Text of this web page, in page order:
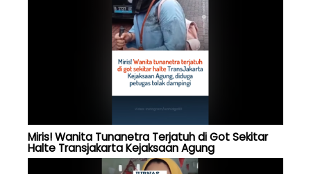
Miris! Wanita Tunanetra Terjatuh di Got Sekitar
Halte Transjakarta Kejaksaan Agung